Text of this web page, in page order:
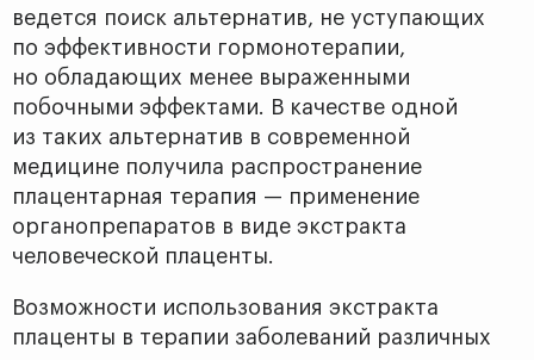
ведется поиск альтернатив, не уступающих
по эффективности гормонотерапии,
но обладающих менее выраженными
побочными эффектами. В качестве одной
из таких альтернатив в современной
медицине получила распространение
плацентарная терапия — применение
органопрепаратов в виде экстракта
человеческой плаценты.
Возможности использования экстракта
плаценты в терапии заболеваний различных